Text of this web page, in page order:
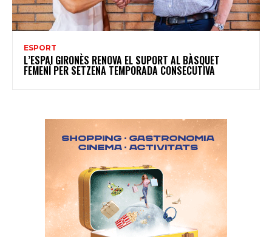
ESPORT
L’ESPAI GIRONÈS RENOVA EL SUPORT AL BÀSQUET
FEMENÍ PER SETZENA TEMPORADA CONSECUTIVA